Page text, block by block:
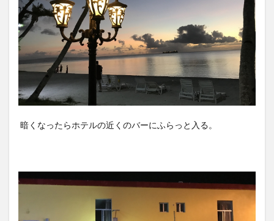
暗くなったらホテルの近くのバーにふらっと入る。